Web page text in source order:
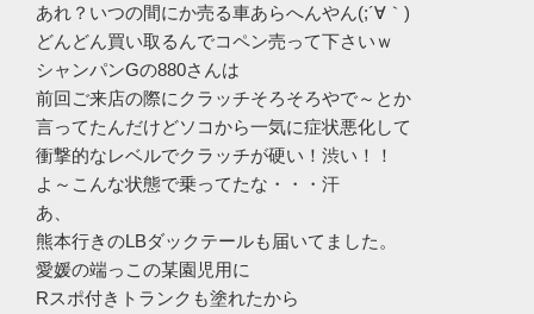
あれ？いつの間にか売る車あらへんやん(;´∀｀)
どんどん買い取るんでコペン売って下さいｗ
シャンパンGの880さんは
前回ご来店の際にクラッチそろそろやで～とか
言ってたんだけどソコから一気に症状悪化して
衝撃的なレベルでクラッチが硬い！渋い！！
よ～こんな状態で乗ってたな・・・汗
あ、
熊本行きのLBダックテールも届いてました。
愛媛の端っこの某園児用に
Rスポ付きトランクも塗れたから